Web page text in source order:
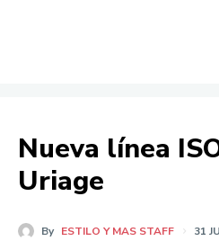
Nueva línea
Uriage
By ESTILO Y MAS STAFF 31